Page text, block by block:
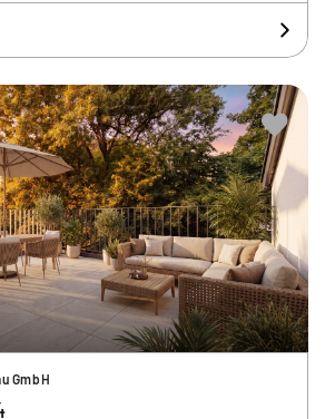
GmbH